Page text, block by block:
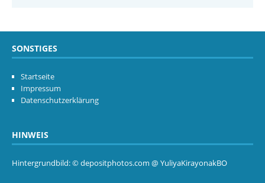
SONSTIGES
Startseite
Impressum
Datenschutzerklärung
HINWEIS
Hintergrundbild: © depositphotos.com @ YuliyaKirayonakBO